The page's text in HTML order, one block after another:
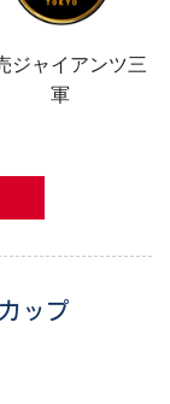
ジャイアンツ三
軍
ップ